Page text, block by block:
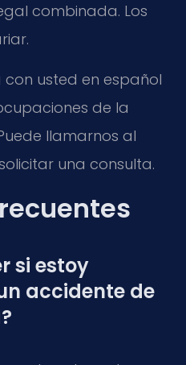
combinada. Los
con usted en español
de la
llamarnos al
una consulta.
si estoy
accidente de